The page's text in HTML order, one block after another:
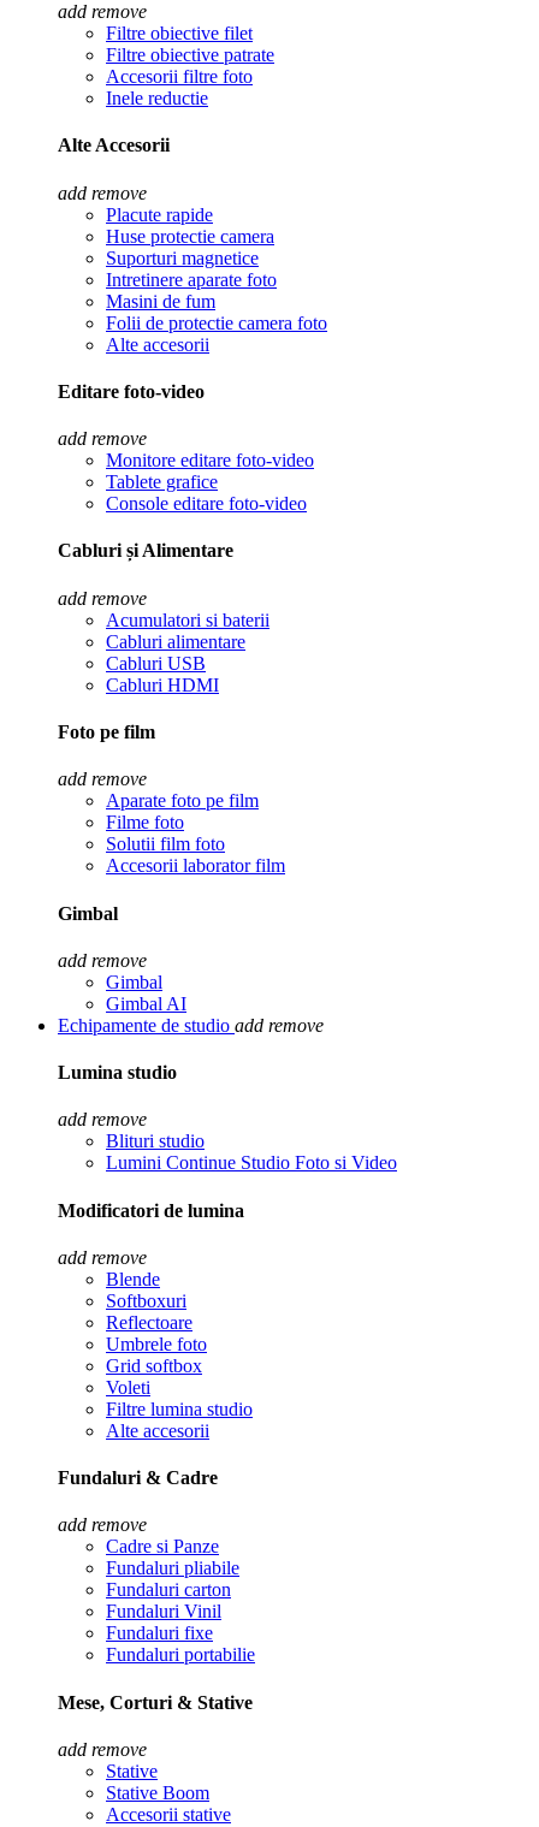
add remove
Filtre obiective filet
Filtre obiective patrate
Accesorii filtre foto
Inele reductie
Alte Accesorii
add remove
Placute rapide
Huse protectie camera
Suporturi magnetice
Intretinere aparate foto
Masini de fum
Folii de protectie camera foto
Alte accesorii
Editare foto-video
add remove
Monitore editare foto-video
Tablete grafice
Console editare foto-video
Cabluri și Alimentare
add remove
Acumulatori si baterii
Cabluri alimentare
Cabluri USB
Cabluri HDMI
Foto pe film
add remove
Aparate foto pe film
Filme foto
Solutii film foto
Accesorii laborator film
Gimbal
add remove
Gimbal
Gimbal AI
Echipamente de studio add remove
Lumina studio
add remove
Blituri studio
Lumini Continue Studio Foto si Video
Modificatori de lumina
add remove
Blende
Softboxuri
Reflectoare
Umbrele foto
Grid softbox
Voleti
Filtre lumina studio
Alte accesorii
Fundaluri & Cadre
add remove
Cadre si Panze
Fundaluri pliabile
Fundaluri carton
Fundaluri Vinil
Fundaluri fixe
Fundaluri portabilie
Mese, Corturi & Stative
add remove
Stative
Stative Boom
Accesorii stative